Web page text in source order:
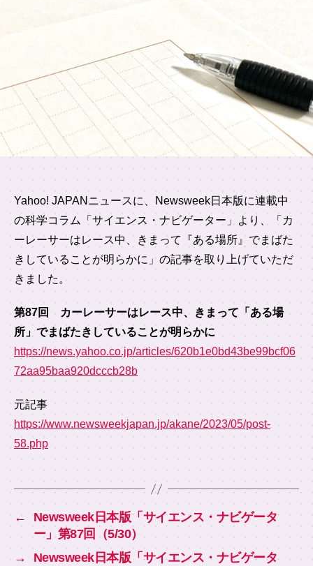
Yahoo! JAPANニュースに、Newsweek日本版に連載中
の科学コラム「サイエンス・ナビゲーター」より、「カ
ーレーサーはレース中、きまって『ある場所』でまばた
きしていることが明らかに」の記事を取り上げていただ
きました。
第87回 カーレーサーはレース中、きまって「ある場
所」でまばたきしていることが明らかに
https://news.yahoo.co.jp/articles/620b1e0bd43be99bcf06
72aa95baa920dcccb28b
元記事
https://www.newsweekjapan.jp/akane/2023/05/post-
58.php
←
Newsweek日本版「サイエンス・ナビゲータ
ー」第87回（5/30）
→
Newsweek日本版「サイエンス・ナビゲータ